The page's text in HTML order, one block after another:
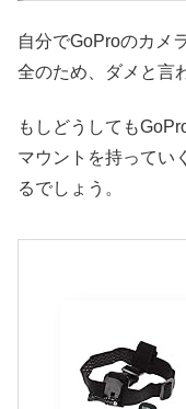
自分でGoProのカメ
全のため、ダメと言
もしどうしても
マウントを持ってい
るでしょう。